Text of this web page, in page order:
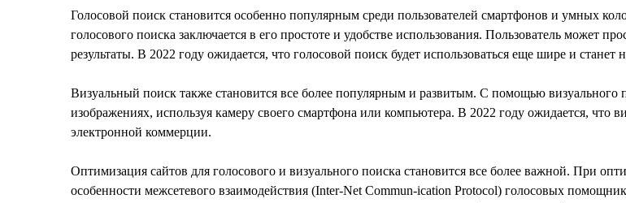
Голосовой поиск становится особенно популярным среди пользователей смартфонов и умных
голосового поиска заключается в его простоте и удобстве использования. Пользователь может
результаты. В 2022 году ожидается, что голосовой поиск будет использоваться еще шире и
Визуальный поиск также становится все более популярным и развитым. С помощью визуального
изображениях, используя камеру своего смартфона или компьютера. В 2022 году ожидается, что
электронной коммерции.
Оптимизация сайтов для голосового и визуального поиска становится все более важной. При
особенности межсетевого взаимодействия (Inter-Net Commun-ication Protocol) голосовых